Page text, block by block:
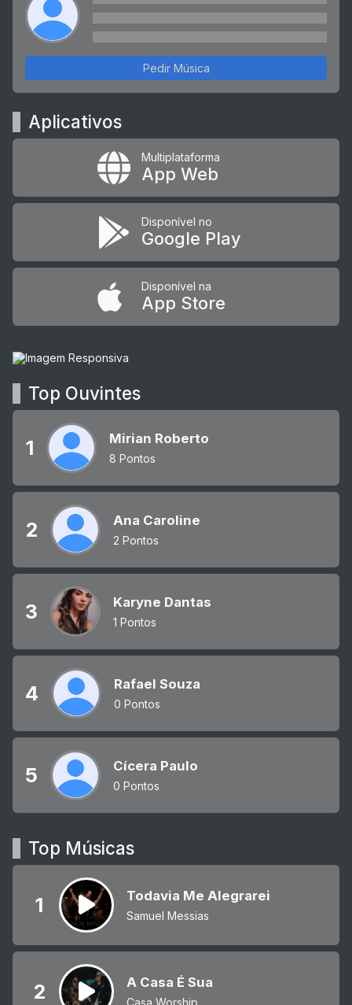
Pedir Música
Aplicativos
Multiplataforma
App Web
Disponível no
Google Play
Disponível na
App Store
Top Ouvintes
1 Mirian Roberto
8 Pontos
2 Ana Caroline
2 Pontos
3 Karyne Dantas
1 Pontos
4 Rafael Souza
0 Pontos
5 Cícera Paulo
0 Pontos
Top Músicas
1 Todavia Me Alegrarei
Samuel Messias
2 A Casa É Sua
Casa Worship